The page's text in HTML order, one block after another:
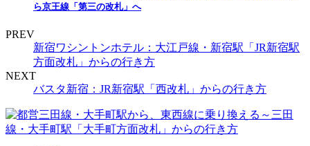
ら京王線「第三の改札」へ
PREV
新宿ワシントンホテル：大江戸線・新宿駅「JR新宿駅
方面改札」からの行き方
NEXT
バスタ新宿：JR新宿駅「西改札」からの行き方